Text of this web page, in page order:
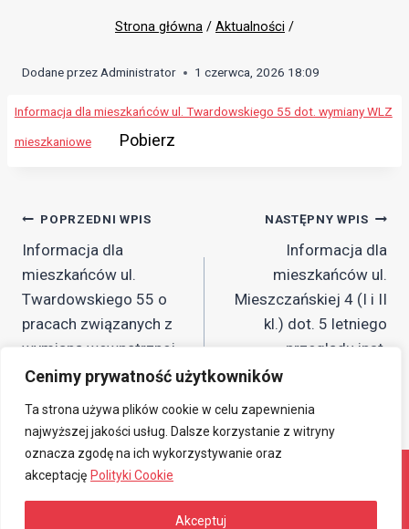
Cenimy prywatność użytkowników
Ta strona używa plików cookie w celu zapewnienia
najwyższej jakości usług. Dalsze korzystanie z witryny
oznacza zgodę na ich wykorzystywanie oraz
akceptację Polityki Cookie
Akceptuj
Strona główna / Aktualności /
Dodane przezAdministrator 1 czerwca, 2026 18:09
Informacja dla mieszkańców ul. Twardowskiego 55 dot. wymiany WLZ
mieszkaniowe Pobierz
Nawigacja
wpisu
POPRZEDNI WPIS
Informacja dla
mieszkańców ul.
Twardowskiego 55 o
pracach związanych z
wymianą wewnętrznej
linii zasilania (WLZ)
NASTĘPNY WPIS
Informacja dla
mieszkańców ul.
Mieszczańskiej 4 (I i II
kl.) dot. 5 letniego
przeglądu inst.
© 2026 Związkowa Spółdzielnia Mieszkaniowa